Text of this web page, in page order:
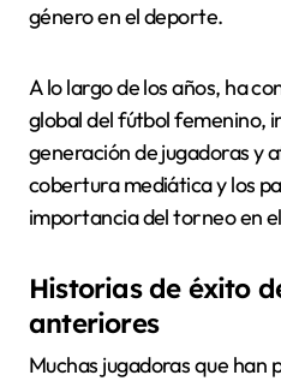
género en el deporte.
A lo largo de los años, ha
global del fútbol femenino,
generación de jugadoras y
cobertura mediática y los
importancia del torneo en
Historias de éxito
anteriores
Muchas jugadoras que han